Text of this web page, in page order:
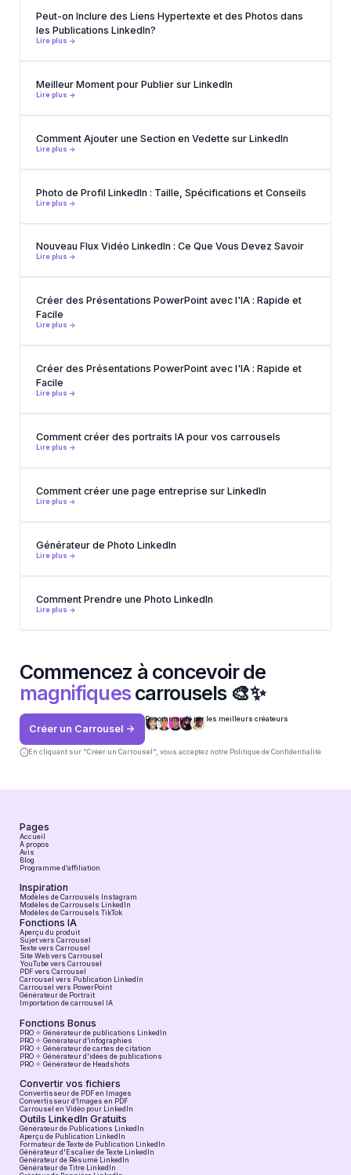
Peut-on Inclure des Liens Hypertexte et des Photos dans
les Publications LinkedIn?
Lire plus ->
Meilleur Moment pour Publier sur LinkedIn
Lire plus ->
Comment Ajouter une Section en Vedette sur LinkedIn
Lire plus ->
Photo de Profil LinkedIn : Taille, Spécifications et Conseils
Lire plus ->
Nouveau Flux Vidéo LinkedIn : Ce Que Vous Devez Savoir
Lire plus ->
Créer des Présentations PowerPoint avec l'IA : Rapide et
Facile
Lire plus ->
Créer des Présentations PowerPoint avec l'IA : Rapide et
Facile
Lire plus ->
Comment créer des portraits IA pour vos carrousels
Lire plus ->
Comment créer une page entreprise sur LinkedIn
Lire plus ->
Générateur de Photo LinkedIn
Lire plus ->
Comment Prendre une Photo LinkedIn
Lire plus ->
Commencez à concevoir de
magnifiquescarrousels 🎨✨
Créer un Carrousel ->
Recommandé par les meilleurs créateurs
En cliquant sur "Créer un Carrousel", vous acceptez notre Politique de Confidentialité
Pages
Accueil
À propos
Avis
Blog
Programme d’affiliation
Inspiration
Modèles de Carrousels Instagram
Modèles de Carrousels LinkedIn
Modèles de Carrousels TikTok
Fonctions IA
Aperçu du produit
Sujet vers Carrousel
Texte vers Carrousel
Site Web vers Carrousel
YouTube vers Carrousel
PDF vers Carrousel
Carrousel vers Publication LinkedIn
Carrousel vers PowerPoint
Générateur de Portrait
Importation de carrousel IA
Fonctions Bonus
PRO ✧ Générateur de publications LinkedIn
PRO ✧ Générateur d’infographies
PRO ✧ Générateur de cartes de citation
PRO ✧ Générateur d'idées de publications
PRO ✧ Générateur de Headshots
Convertir vos fichiers
Convertisseur de PDF en Images
Convertisseur d’Images en PDF
Carrousel en Vidéo pour LinkedIn
Outils LinkedIn Gratuits
Générateur de Publications LinkedIn
Aperçu de Publication LinkedIn
Formateur de Texte de Publication LinkedIn
Générateur d'Escalier de Texte LinkedIn
Générateur de Résumé LinkedIn
Générateur de Titre LinkedIn